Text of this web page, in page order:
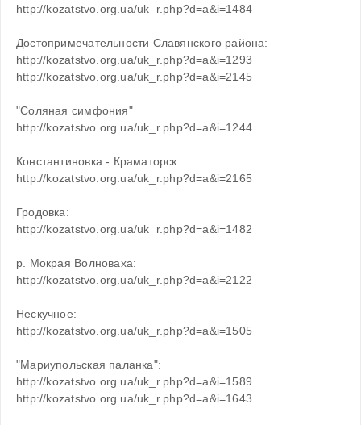
http://kozatstvo.org.ua/uk_r.php?d=a&i=1484
Достопримечательности Славянского района:
http://kozatstvo.org.ua/uk_r.php?d=a&i=1293
http://kozatstvo.org.ua/uk_r.php?d=a&i=2145
"Соляная симфония"
http://kozatstvo.org.ua/uk_r.php?d=a&i=1244
Константиновка - Краматорск:
http://kozatstvo.org.ua/uk_r.php?d=a&i=2165
Гродовка:
http://kozatstvo.org.ua/uk_r.php?d=a&i=1482
р. Мокрая Волноваха:
http://kozatstvo.org.ua/uk_r.php?d=a&i=2122
Нескучное:
http://kozatstvo.org.ua/uk_r.php?d=a&i=1505
"Мариупольская паланка":
http://kozatstvo.org.ua/uk_r.php?d=a&i=1589
http://kozatstvo.org.ua/uk_r.php?d=a&i=1643